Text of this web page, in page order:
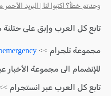
وجدتم خطأ؟ اكتبوا لنا | البريد
تابع كل العرب وإبق على
مجموعة تلجرام >>
للإنضمام الى مجموعة الأخبار
تابع كل العرب عبر انستجرام >>